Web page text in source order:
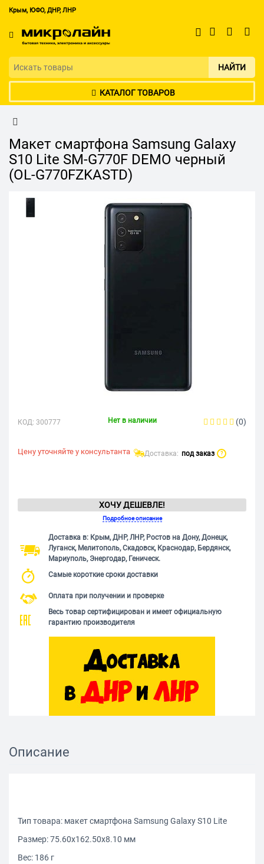
Крым, ЮФО, ДНР, ЛНР
НАЙТИ
КАТАЛОГ ТОВАРОВ
Макет смартфона Samsung Galaxy
S10 Lite SM-G770F DEMO черный
(OL-G770FZKASTD)
КОД: 300777 Нет в наличии (0)
Цену уточняйте у консультанта Доставка: под заказ ?
ХОЧУ ДЕШЕВЛЕ!
Подробное описание
Доставка в: Крым, ДНР, ЛНР, Ростов на Дону, Донецк,
Луганск, Мелитополь, Скадовск, Краснодар, Бердянск,
Мариуполь, Энергодар, Геническ.
Самые короткие сроки доставки
Оплата при получении и проверке
Весь товар сертифицирован и имеет официальную
гарантию производителя
Описание
Тип товара: макет смартфона Samsung Galaxy S10 Lite
Размер: 75.60x162.50x8.10 мм
Вес: 186 г